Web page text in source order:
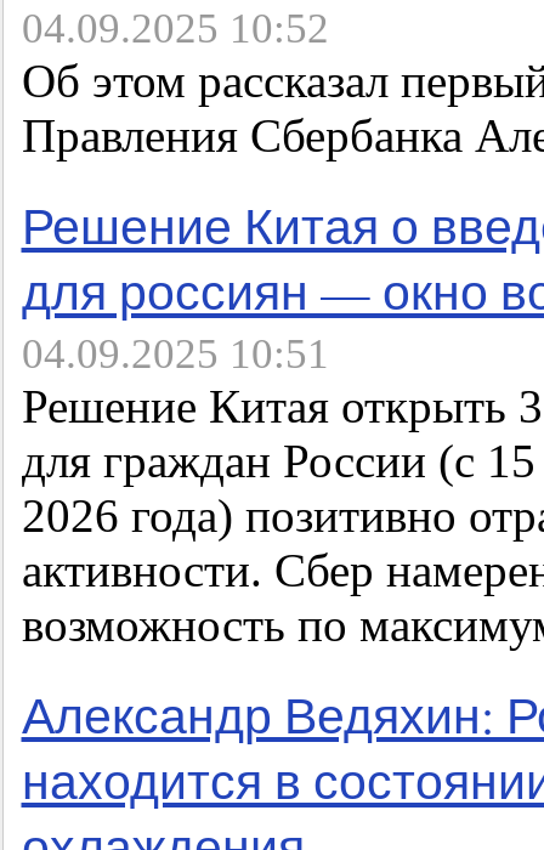
04.09.2025 10:52
Об этом рассказал
Правления Сбербанка
Решение Китая о
для россиян — окно
04.09.2025 10:51
Решение Китая открыть
для граждан России (с
2026 года) позитивно
активности. Сбер
возможность по
Александр Ведяхин:
находится в